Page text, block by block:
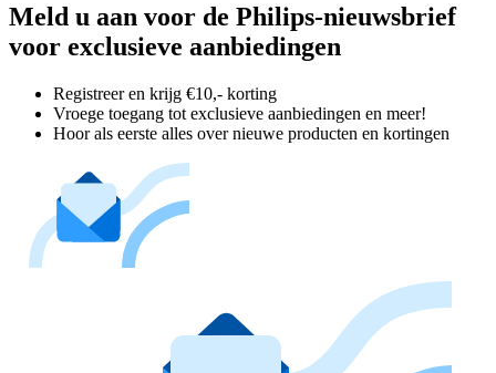
Meld u aan voor de Philips-nieuwsbrief
voor exclusieve aanbiedingen
Registreer en krijg €10,- korting
Vroege toegang tot exclusieve aanbiedingen en meer!
Hoor als eerste alles over nieuwe producten en kortingen